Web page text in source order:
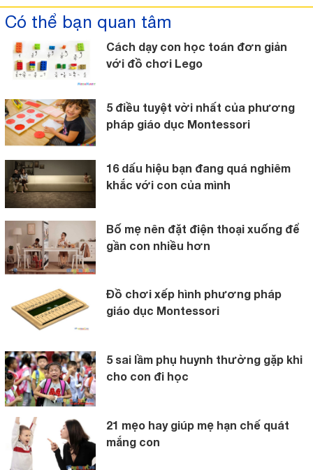
Có thể bạn quan tâm
Cách dạy con học toán đơn giản
với đồ chơi Lego
5 điều tuyệt vời nhất của phương
pháp giáo dục Montessori
16 dấu hiệu bạn đang quá nghiêm
khắc với con của mình
Bố mẹ nên đặt điện thoại xuống để
gần con nhiều hơn
Đồ chơi xếp hình phương pháp
giáo dục Montessori
5 sai lầm phụ huynh thường gặp khi
cho con đi học
21 mẹo hay giúp mẹ hạn chế quát
mắng con